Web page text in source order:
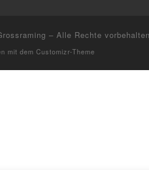
– Alle Rechte
mit dem Customizr-Theme